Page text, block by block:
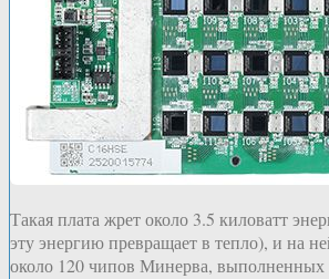
Такая плата жрет около 3.5 киловатт
эту энергию превращает в тепло), и на
около 120 чипов Минерва, выполненных